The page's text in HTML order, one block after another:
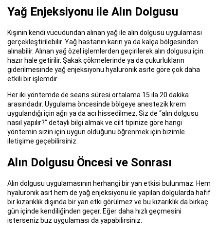
Yağ Enjeksiyonu ile Alın Dolgusu
Kişinin kendi vücudundan alınan yağ ile alın dolgusu uygulaması
gerçekleştirilebilir. Yağ hastanın karın ya da kalça bölgesinden
alınabilir. Alınan yağ özel işlemlerden geçirilerek alın dolgusu için
hazır hale getirilir. Şakak çökmelerinde ya da çukurlukların
giderilmesinde yağ enjeksiyonu hyaluronik asite göre çok daha
etkili bir işlemdir.
Her iki yöntemde de seans süresi ortalama 15 ila 20 dakika
arasındadır. Uygulama öncesinde bölgeye anestezik krem
uygulandığı için ağrı ya da acı hissedilmez. Siz de “alın dolgusu
nasıl yapılır?” detaylı bilgi almak ve cilt tipinize göre hangi
yöntemin sizin için uygun olduğunu öğrenmek için bizimle
iletişime geçebilirsiniz.
Alın Dolgusu Öncesi ve Sonrası
Alın dolgusu uygulamasının herhangi bir yan etkisi bulunmaz. Hem
hyaluronik asit hem de yağ enjeksiyonu ile yapılan dolgularda hafif
bir kızarıklık dışında bir yan etki görülmez ve bu kızarıklık da birkaç
gün içinde kendiliğinden geçer. Eğer daha hızlı geçmesini
isterseniz buz uygulaması da yapabilirsiniz.